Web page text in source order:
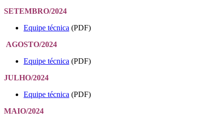
SETEMBRO/2024
Equipe técnica (PDF)
AGOSTO/2024
Equipe técnica (PDF)
JULHO/2024
Equipe técnica (PDF)
MAIO/2024